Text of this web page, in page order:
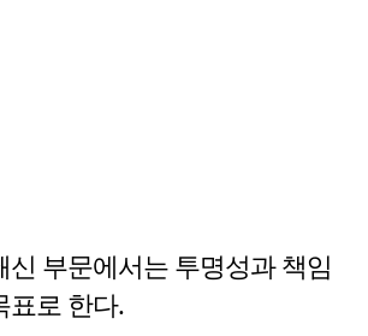
신 부문에서는 투명성과 책임
표로 한다.